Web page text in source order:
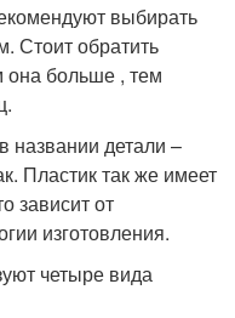
выбирать
Стоит обратить
она больше , тем
названии детали –
Пластик так же имеет
зависит от
изготовления.
четыре вида